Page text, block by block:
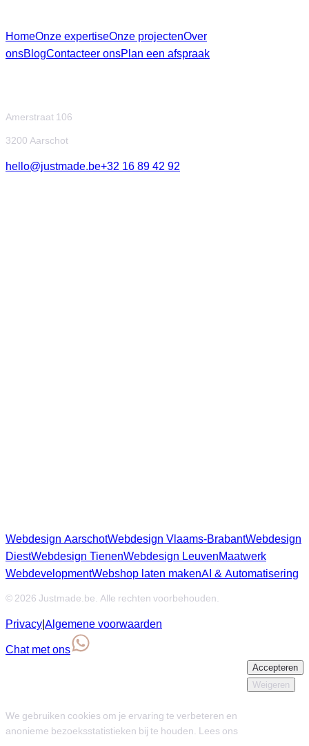
HomeOnze expertiseOnze projectenOver
onsBlogContacteer onsPlan een afspraak
Amerstraat 106
3200 Aarschot
hello@justmade.be+32 16 89 42 92
Webdesign AarschotWebdesign Vlaams-BrabantWebdesign
DiestWebdesign TienenWebdesign LeuvenMaatwerk
WebdevelopmentWebshop laten makenAI & Automatisering
© 2026 Justmade.be. Alle rechten voorbehouden.
Privacy Algemene voorwaarden
Chat met ons
We gebruiken cookies om je ervaring te verbeteren en
anonieme bezoeksstatistieken bij te houden. Lees ons
Accepteren
Weigeren